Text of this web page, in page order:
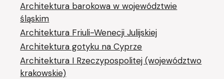
Architektura barokowa w województwie
śląskim
Architektura Friuli-Wenecji Julijskiej
Architektura gotyku na Cyprze
Architektura I Rzeczypospolitej (województwo
krakowskie)